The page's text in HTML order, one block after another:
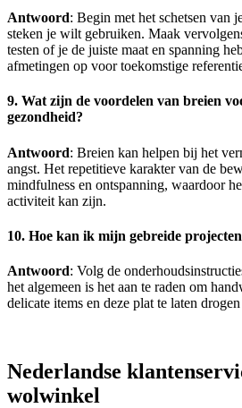
Antwoord: Begin met het schetsen van
steken je wilt gebruiken. Maak
testen of je de juiste maat en spanning
afmetingen op voor toekomstige
9. Wat zijn de voordelen van breien
gezondheid?
Antwoord: Breien kan helpen bij het
angst. Het repetitieve karakter van de
mindfulness en ontspanning, waardoor
activiteit kan zijn.
10. Hoe kan ik mijn gebreide
Antwoord: Volg de
het algemeen is het aan te raden om
delicate items en deze plat te laten
Nederlandse
wolwinkel